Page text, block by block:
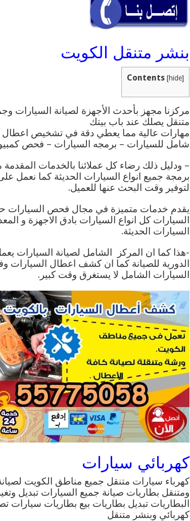
بنشر متنقل الكويت
Contents [hide]
مركزنا مجهز بأحدث الأجهزة لصيانة السيارات
متنقل يصلك عند باب بيتك
مهارات عالية مما يعطي دقة في تشخيص اعطال
شامل للسيارات – برمجه السيارات – فحص
– ودليل ذلك رضاء كل عملائنا بالخدمات
برمجة جميع انواع السيارات الحديثة كما نعمل
لتوفير وقت البحث عنها للعميل.
يقدم خدمات متميزة في مجال فحص
السيارات كل انواع السيارات بادق الاجهزة و
السيارات الحديثة.
-هذا كما ان المركز الشامل لصيانة السيارات
الدورية للصيانة كما ان كشف اعطال
السيارات الشامل لا يستغرق وقت كبير.
كهربائي سيارات
كهرباء سيارات متنقل جميع مناطق الكويت
ومتنقل بطاريات صيانة جميع السيارات تبديل
البطاريات تبديل بطاريات بيع بطاريات
كهربائي وبنشر متنقل